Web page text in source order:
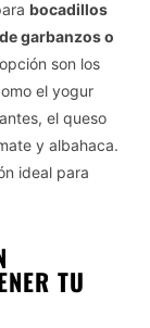
bocadillos
garbanzos o
son los
el yogur
el queso
y albahaca.
ideal para
TU